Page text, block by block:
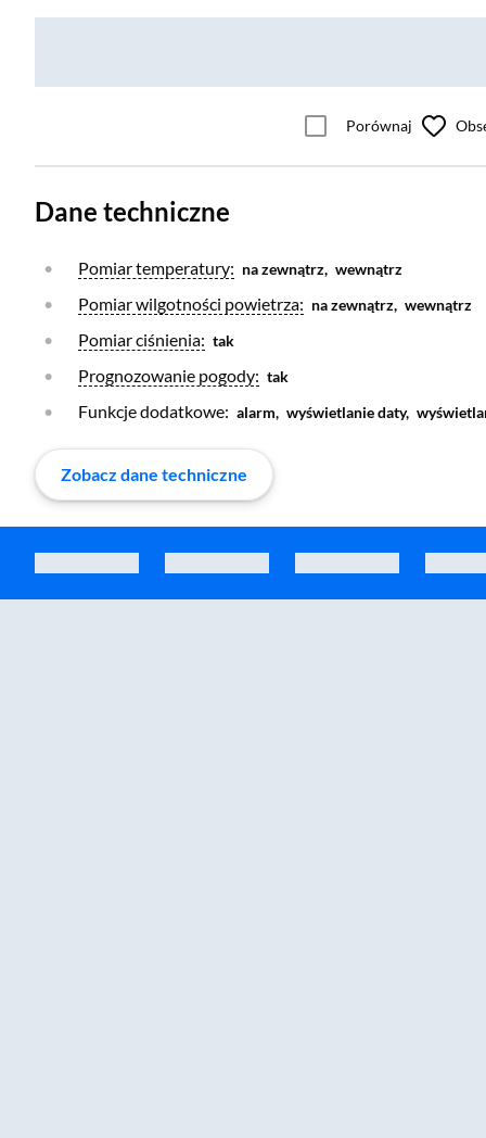
Porównaj
Dane techniczne
Otwórz warstwę
Pomiar temperatury: na zewnątrz, wewnątrz
Otwórz warstwę
Pomiar wilgotności powietrza: na zewnątrz, wewnątrz
Otwórz warstwę
Pomiar ciśnienia: tak
Otwórz warstwę
Prognozowanie pogody: tak
Funkcje dodatkowe: alarm, wyświetlanie daty,
Zobacz dane techniczne